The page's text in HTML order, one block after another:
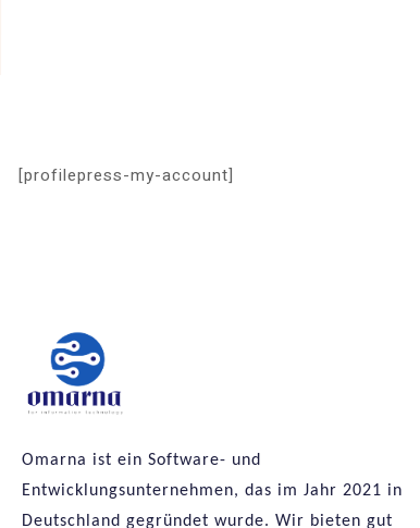
[profilepress-my-account]
Omarna ist ein Software- und
Entwicklungsunternehmen, das im Jahr 2021 in
Deutschland gegründet wurde. Wir bieten gut